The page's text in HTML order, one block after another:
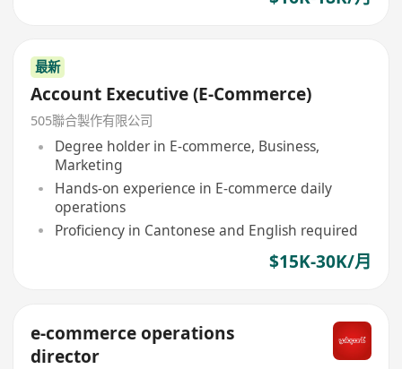
最新
Account Executive (E-Commerce)
505聯合製作有限公司
Degree holder in E-commerce, Business,
Marketing
Hands-on experience in E-commerce daily
operations
Proficiency in Cantonese and English required
$15K-30K/月
e-commerce operations
director